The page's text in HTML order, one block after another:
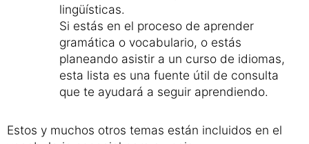
lingüísticas.
Si estás en el proceso de aprender
gramática o vocabulario, o estás
planeando asistir a un curso de idiomas,
esta lista es una fuente útil de consulta
que te ayudará a seguir aprendiendo.
Estos y muchos otros temas están incluidos en el